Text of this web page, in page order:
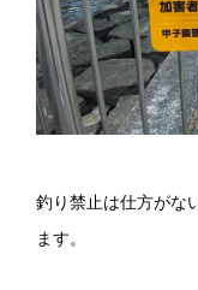
釣り禁止は仕方がな
ます。